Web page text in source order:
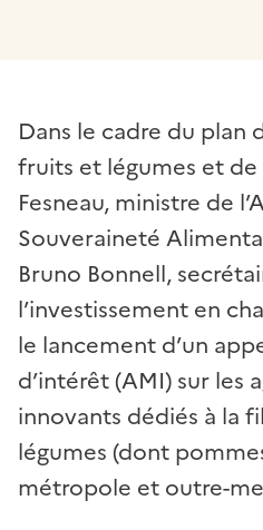
Dans le cadre du plan
fruits et légumes et de
Fesneau, ministre de
Souveraineté
Bruno Bonnell,
l’investissement en
le lancement d’un
d’intérêt (AMI) sur les
innovants dédiés à la
légumes (dont
métropole et outre-